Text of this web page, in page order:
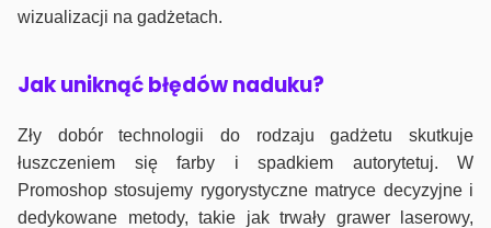
wizualizacji na gadżetach.
Jak uniknąć błędów naduku?
Zły dobór technologii do rodzaju gadżetu skutkuje
łuszczeniem się farby i spadkiem autorytetuj. W
Promoshop stosujemy rygorystyczne matryce decyzyjne i
dedykowane metody, takie jak trwały grawer laserowy,